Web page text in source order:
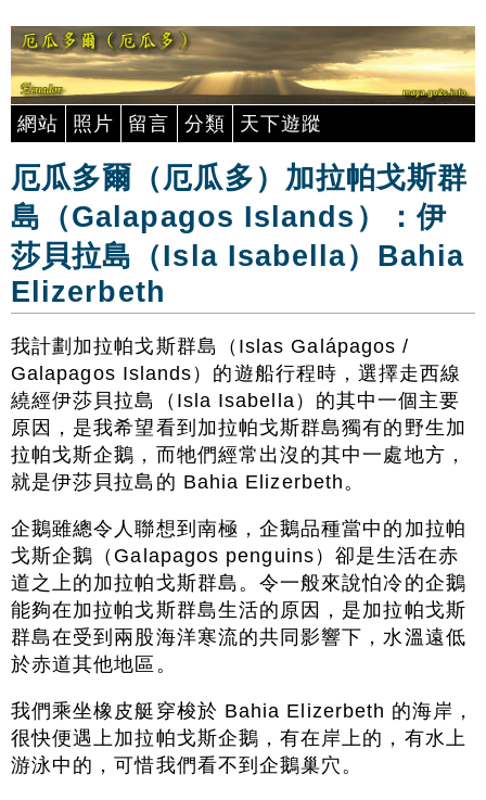
網站 照片 留言 分類 天下遊蹤
厄瓜多爾（厄瓜多）加拉帕戈斯群
島（Galapagos Islands）：伊
莎貝拉島（Isla Isabella）Bahia
Elizerbeth
我計劃加拉帕戈斯群島（Islas Galápagos /
Galapagos Islands）的遊船行程時，選擇走西線
繞經伊莎貝拉島（Isla Isabella）的其中一個主要
原因，是我希望看到加拉帕戈斯群島獨有的野生加
拉帕戈斯企鵝，而牠們經常出沒的其中一處地方，
就是伊莎貝拉島的 Bahia Elizerbeth。
企鵝雖總令人聯想到南極，企鵝品種當中的加拉帕
戈斯企鵝（Galapagos penguins）卻是生活在赤
道之上的加拉帕戈斯群島。令一般來說怕冷的企鵝
能夠在加拉帕戈斯群島生活的原因，是加拉帕戈斯
群島在受到兩股海洋寒流的共同影響下，水溫遠低
於赤道其他地區。
我們乘坐橡皮艇穿梭於 Bahia Elizerbeth 的海岸，
很快便遇上加拉帕戈斯企鵝，有在岸上的，有水上
游泳中的，可惜我們看不到企鵝巢穴。